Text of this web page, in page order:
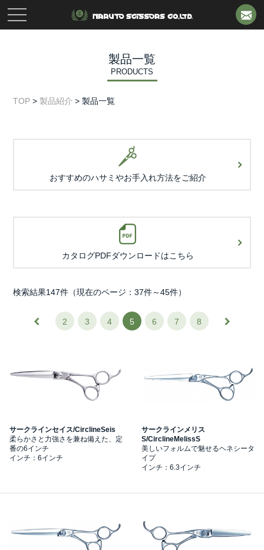
toggle
navigation
製品一覧
PRODUCTS
TOP >製品紹介 >製品一覧
おすすめのハサミやお手入れ方法をご紹介
カタログPDFダウンロードはこちら
検索結果147件（現在のページ：37件～45件）
2 3 4 5 6 7 8
サークラインセイス/CirclineSeis
柔らかさと力強さを兼ね備えた、定
番の6インチ
インチ：6インチ
サークラインメリス
S/CirclineMelissS
美しいフォルムで魅せるヘネシータ
イプ
インチ：6.3インチ